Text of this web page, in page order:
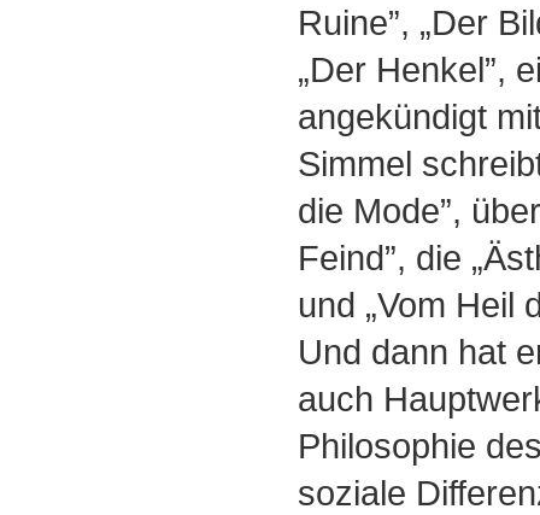
Ruine”, „Der
„Der Henkel”,
angekündigt
Simmel
die Mode”,
Feind”, die
und „Vom Heil
Und dann hat
auch
Philosophie
soziale